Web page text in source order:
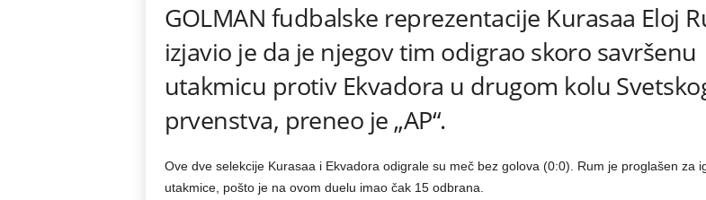
GOLMAN fudbalske reprezentacije Kurasaa Eloj
izjavio je da je njegov tim odigrao skoro savršenu
utakmicu protiv Ekvadora u drugom kolu
prvenstva, preneo je „AP“.
Ove dve selekcije Kurasaa i Ekvadora odigrale su meč bez golova (0:0). Rum je proglašen za
utakmice, pošto je na ovom duelu imao čak 15 odbrana.